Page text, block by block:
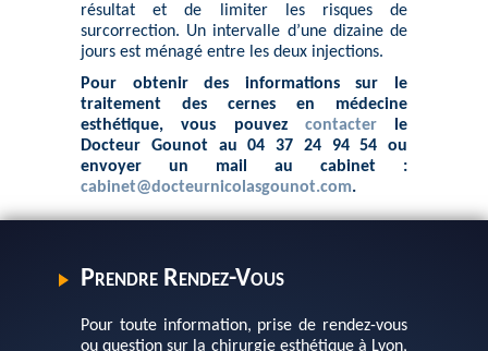
résultat et de limiter les risques de
surcorrection. Un intervalle d’une dizaine de
jours est ménagé entre les deux injections.
Pour obtenir des informations sur le
traitement des cernes en médecine
esthétique, vous pouvez contacterle
Docteur Gounot au 04 37 24 94 54 ou
envoyer un mail au cabinet :
cabinet@docteurnicolasgounot.com.
Prendre Rendez-Vous
Pour toute information, prise de rendez-vous
ou question sur la chirurgie esthétique à Lyon,